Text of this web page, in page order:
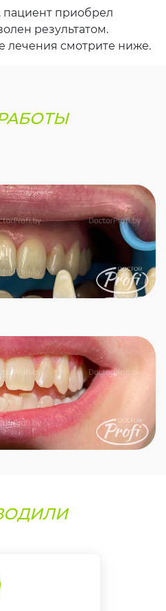
пациент приобрел
результатом.
лечения смотрите ниже.